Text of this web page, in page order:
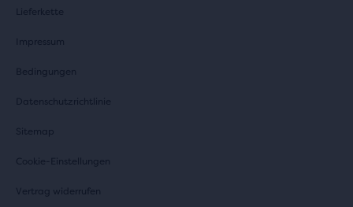
Lieferkette
Impressum
Bedingungen
Datenschutzrichtlinie
Sitemap
Cookie-Einstellungen
Vertrag widerrufen